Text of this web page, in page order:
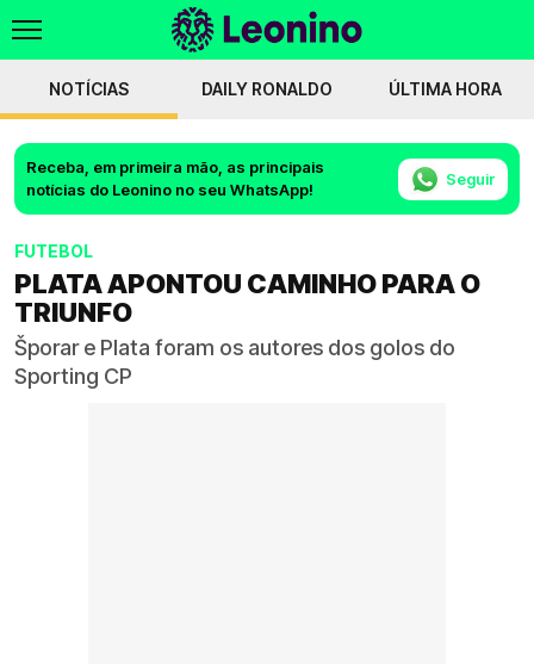
NOTÍCIAS DAILY RONALDO ÚLTIMA HORA
Receba, em primeira mão, as principais
notícias do Leonino no seu WhatsApp!
Seguir
FUTEBOL
PLATA APONTOU CAMINHO PARA O
TRIUNFO
Šporar e Plata foram os autores dos golos do
Sporting CP